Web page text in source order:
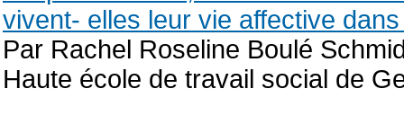
vivent- elles leur vie affective
Par Rachel Roseline Boulé
Haute école de travail social de